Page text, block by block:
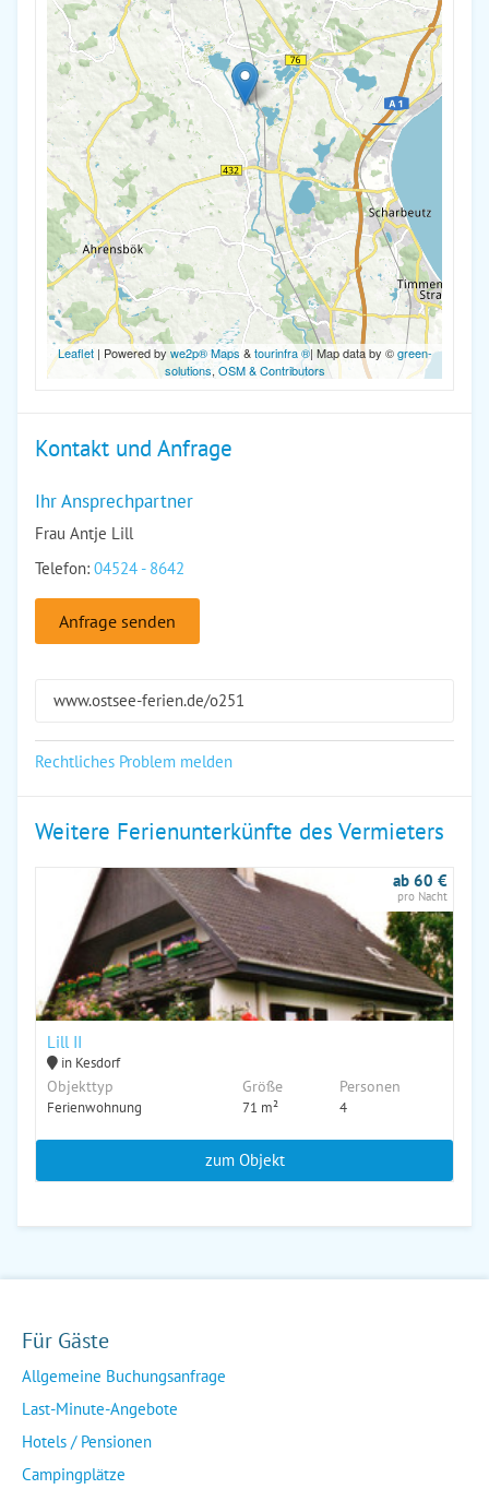
Leaflet| Powered by we2p® Maps &tourinfra ®| Map data by ©green-
solutions, OSM & Contributors
Kontakt und Anfrage
Ihr Ansprechpartner
Frau Antje Lill
Telefon: 04524 - 8642
Anfrage senden
www.ostsee-ferien.de/o251
Rechtliches Problem melden
Weitere Ferienunterkünfte des Vermieters
Lill II
in Kesdorf
Objekttyp
Ferienwohnung
Größe
71 m²
Personen
4
ab 60 €
pro Nacht
zum Objekt
Für Gäste
Allgemeine Buchungsanfrage
Last-Minute-Angebote
Hotels / Pensionen
Campingplätze